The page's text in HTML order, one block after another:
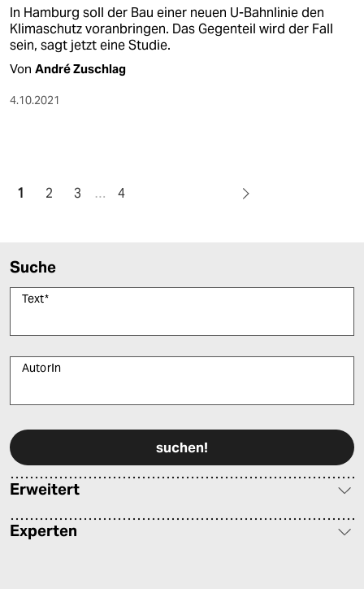
In Hamburg soll der Bau einer neuen U-Bahnlinie den
Klimaschutz voranbringen. Das Gegenteil wird der Fall
sein, sagt jetzt eine Studie.
Von André Zuschlag
4.10.2021
1 2 3 … 4
Suche
Text*
AutorIn
Erweitert
Experten